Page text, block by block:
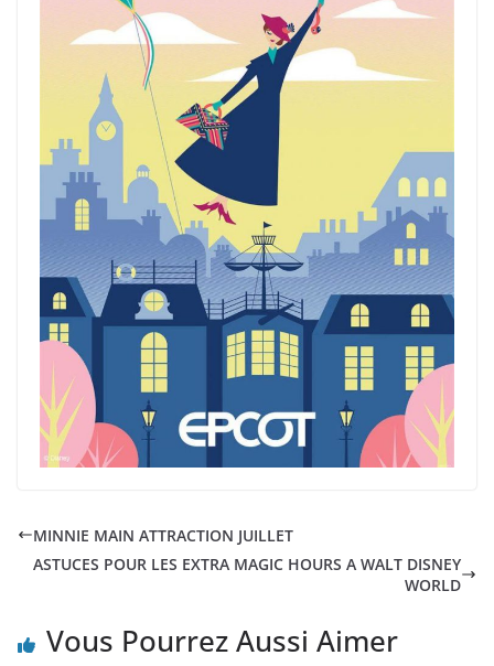
MINNIE MAIN ATTRACTION JUILLET
ASTUCES POUR LES EXTRA MAGIC HOURS A WALT DISNEY
WORLD
Vous Pourrez Aussi Aimer